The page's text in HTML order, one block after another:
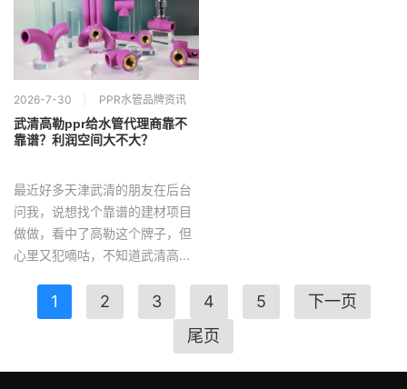
2026-7-30 PPR水管品牌资讯
武清高勒ppr给水管代理商靠不
靠谱？利润空间大不大？
最近好多天津武清的朋友在后台
问我，说想找个靠谱的建材项目
做做，看中了高勒这个牌子，但
心里又犯嘀咕，不知道武清高...
1 2 3 4 5
下一页
尾页